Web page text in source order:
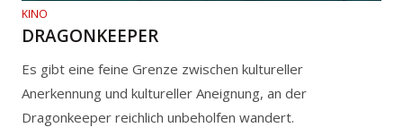
KINO
DRAGONKEEPER
Es gibt eine feine Grenze zwischen kultureller
Anerkennung und kultureller Aneignung, an der
Dragonkeeper reichlich unbeholfen wandert.